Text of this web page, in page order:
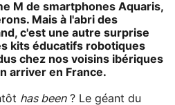
M de smartphones Aquaris,
Mais à l'abri des
c'est une autre surprise
kits éducatifs robotiques
chez nos voisins ibériques
arriver en France.
has been? Le géant du